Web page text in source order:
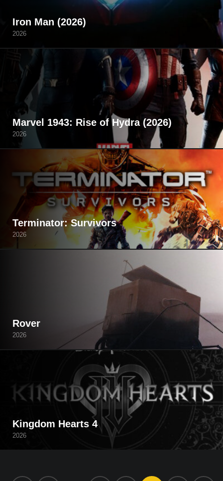
Iron Man (2026)
2026
Marvel 1943: Rise of Hydra (2026)
2026
Terminator: Survivors
2026
Rover
2026
Kingdom Hearts 4
2026